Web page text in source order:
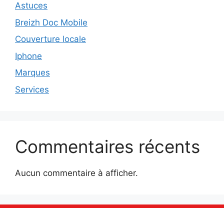
Astuces
Breizh Doc Mobile
Couverture locale
Iphone
Marques
Services
Commentaires récents
Aucun commentaire à afficher.